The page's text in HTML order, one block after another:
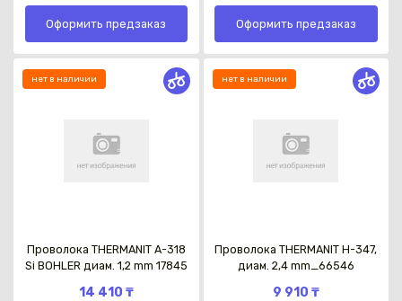
Оформить предзаказ Оформить предзаказ
нет в наличии
Проволока THERMANIT A-318
Si BOHLER диам. 1,2 mm 17845
14 410 ₸
нет в наличии
Проволока THERMANIT H-347,
диам. 2,4 mm_66546
9 910 ₸